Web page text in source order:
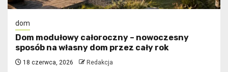
dom
Dom modułowy całoroczny – nowoczesny
sposób na własny dom przez cały rok
18 czerwca, 2026 Redakcja